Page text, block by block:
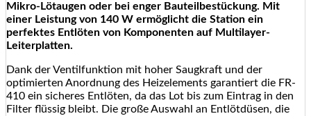
Mikro-Lötaugen oder bei enger Bauteilbestückung. Mit
einer Leistung von 140 W ermöglicht die Station ein
perfektes Entlöten von Komponenten auf Multilayer-
Leiterplatten.
Dank der Ventilfunktion mit hoher Saugkraft und der
optimierten Anordnung des Heizelements garantiert die FR-
410 ein sicheres Entlöten, da das Lot bis zum Eintrag in den
Filter flüssig bleibt. Die große Auswahl an Entlötdüsen, die